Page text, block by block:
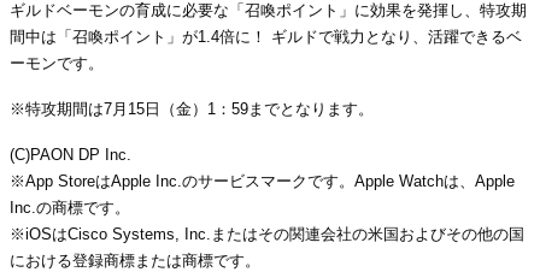
ギルドベーモンの育成に必要な「召喚ポイント」に効果を発揮し、特攻期
間中は「召喚ポイント」が1.4倍に！ ギルドで戦力となり、活躍できるベ
ーモンです。
※特攻期間は7月15日（金）1：59までとなります。
(C)PAON DP Inc.
※App StoreはApple Inc.のサービスマークです。Apple Watchは、Apple
Inc.の商標です。
※iOSはCisco Systems, Inc.またはその関連会社の米国およびその他の国
における登録商標または商標です。